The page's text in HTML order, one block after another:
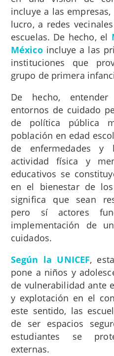
incluye a las
lucro, a redes
escuelas. De hecho, el
Méxicoincluye a las
instituciones que
grupo de primera
De hecho,
entornos de cuidado
de política pública
población en edad
de enfermedades
actividad física y
educativos se
en el bienestar de
significa que sean
pero sí actores
implementación de
cuidados.
Según la UNICEF,
pone a niños y
de vulnerabilidad ante
y explotación en el
este sentido, las
de ser espacios
estudiantes se
externas.